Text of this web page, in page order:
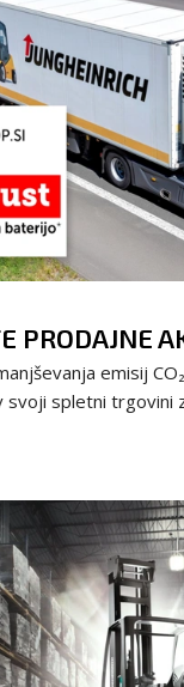
PRODAJNE
emisij
svoji spletni trgovini